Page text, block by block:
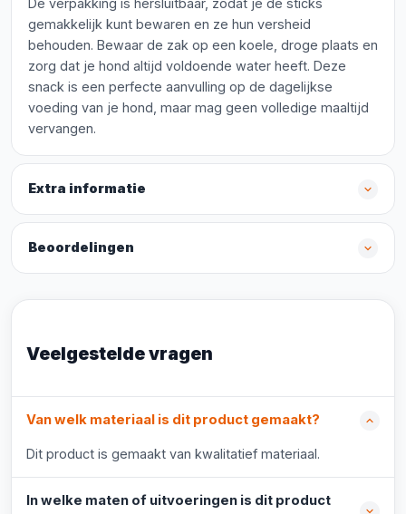
De verpakking is hersluitbaar, zodat je de sticks
gemakkelijk kunt bewaren en ze hun versheid
behouden. Bewaar de zak op een koele, droge plaats en
zorg dat je hond altijd voldoende water heeft. Deze
snack is een perfecte aanvulling op de dagelijkse
voeding van je hond, maar mag geen volledige maaltijd
vervangen.
Extra informatie
Beoordelingen
Veelgestelde vragen
Van welk materiaal is dit product gemaakt?
Dit product is gemaakt van kwalitatief materiaal.
In welke maten of uitvoeringen is dit product